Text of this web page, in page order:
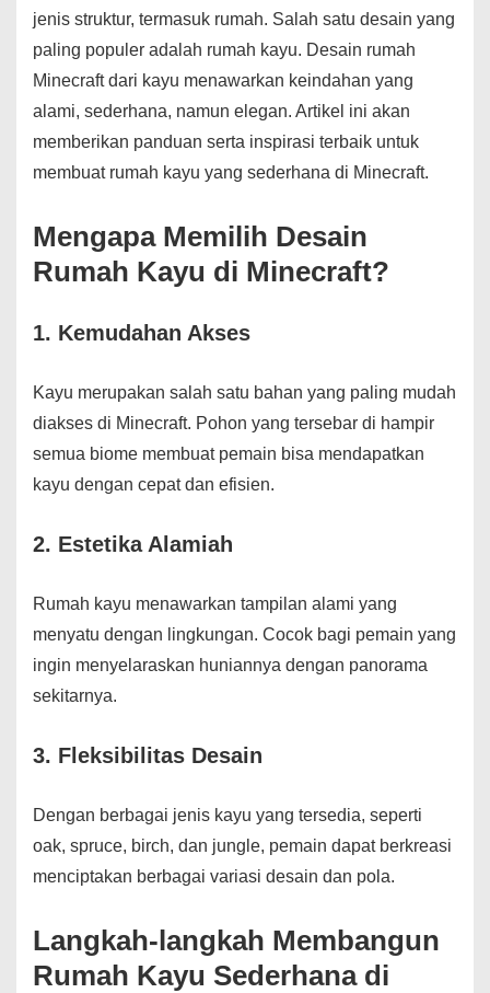
jenis struktur, termasuk rumah. Salah satu desain yang
paling populer adalah rumah kayu. Desain rumah
Minecraft dari kayu menawarkan keindahan yang
alami, sederhana, namun elegan. Artikel ini akan
memberikan panduan serta inspirasi terbaik untuk
membuat rumah kayu yang sederhana di Minecraft.
Mengapa Memilih Desain
Rumah Kayu di Minecraft?
1. Kemudahan Akses
Kayu merupakan salah satu bahan yang paling mudah
diakses di Minecraft. Pohon yang tersebar di hampir
semua biome membuat pemain bisa mendapatkan
kayu dengan cepat dan efisien.
2. Estetika Alamiah
Rumah kayu menawarkan tampilan alami yang
menyatu dengan lingkungan. Cocok bagi pemain yang
ingin menyelaraskan huniannya dengan panorama
sekitarnya.
3. Fleksibilitas Desain
Dengan berbagai jenis kayu yang tersedia, seperti
oak, spruce, birch, dan jungle, pemain dapat berkreasi
menciptakan berbagai variasi desain dan pola.
Langkah-langkah Membangun
Rumah Kayu Sederhana di